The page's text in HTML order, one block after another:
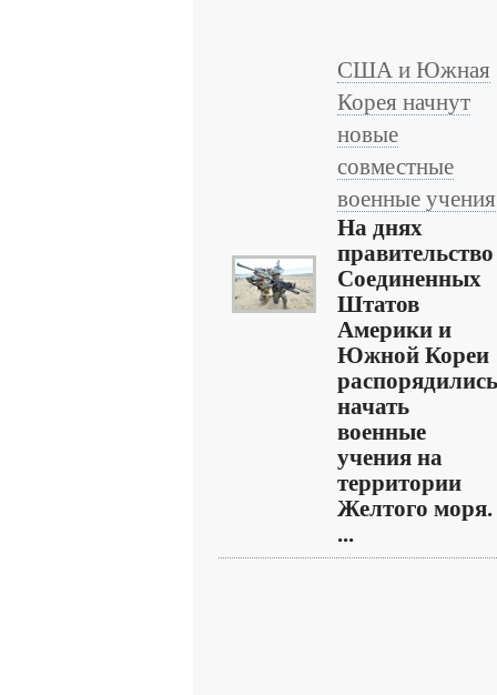
США и Южная
Корея начнут
новые
совместные
военные учения
На днях
правительство
Соединенных
Штатов
Америки и
Южной Кореи
распорядились
начать
военные
учения на
территории
Желтого моря.
...